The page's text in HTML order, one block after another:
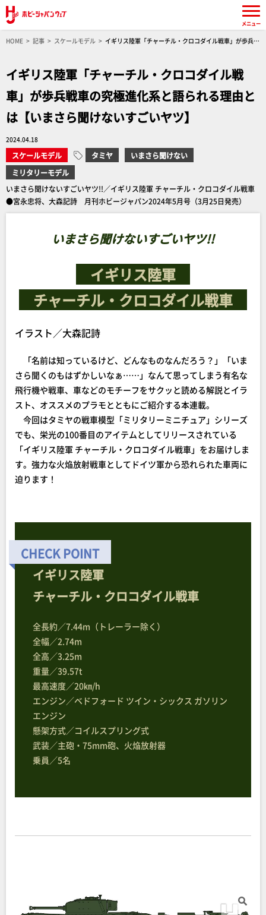
HOME 記事 スケールモデル
イギリス陸軍「チャーチル・クロコダイル戦車」が歩兵戦
イギリス陸軍「チャーチル・クロコダイル戦
車」が歩兵戦車の究極進化系と語られる理由と
は【いまさら聞けないすごいヤツ】
2024.04.18
スケールモデル タミヤ
いまさら聞けない
ミリタリーモデル
いまさら聞けないすごいヤツ!!／イギリス陸軍 チャーチル・クロコダイル戦車
●宮永忠将、大森記詩 月刊ホビージャパン2024年5月号（3月25日発売）
いまさら聞けないすごいヤツ!!
イギリス陸軍
チャーチル・クロコダイル戦車
イラスト／大森記詩
「名前は知っているけど、どんなものなんだろう？」「いま
さら聞くのもはずかしいなぁ……」なんて思ってしまう有名な
飛行機や戦車、車などのモチーフをサクッと読める解説とイラ
スト、オススメのプラモとともにご紹介する本連載。
今回はタミヤの戦車模型「ミリタリーミニチュア」シリーズ
でも、栄光の100番目のアイテムとしてリリースされている
「イギリス陸軍 チャーチル・クロコダイル戦車」をお届けしま
す。強力な火焔放射戦車としてドイツ軍から恐れられた車両に
迫ります！
イギリス陸軍
チャーチル・クロコダイル戦車
全長約／7.44m（トレーラー除く）
全幅／2.74m
全高／3.25m
重量／39.57t
最高速度／20㎞/h
エンジン／ベドフォード ツイン・シックス ガソリン
エンジン
懸架方式／コイルスプリング式
武装／主砲・75mm砲、火焔放射器
乗員／5名
メニュー